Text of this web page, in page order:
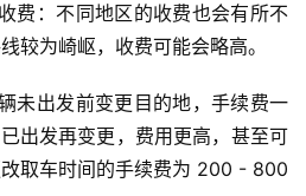
费：不同地区的收费也会有所不
较为崎岖，收费可能会略高。
未出发前变更目的地，手续费一
出发再变更，费用更高，甚至可
取车时间的手续费为 200 - 800